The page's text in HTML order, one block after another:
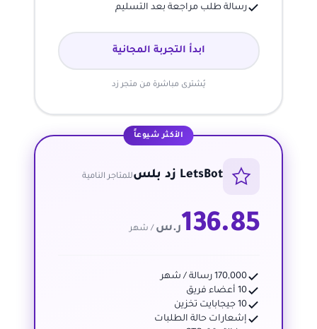
رسالة طلب مراجعة بعد التسليم
ابدأ التجربة المجانية
يُشترى مباشرة من متجر زد
الأكثر شيوعاً
LetsBot زد بلس للمتاجر النامية
136.85ر.س / شهر
170,000 رسالة / شهر
10 أعضاء فريق
10 جيجابايت تخزين
إشعارات حالة الطلبات